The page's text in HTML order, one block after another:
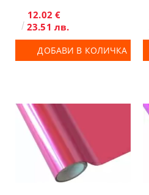
12.02 €
23.51 лв.
ДОБАВИ В КОЛИЧКА